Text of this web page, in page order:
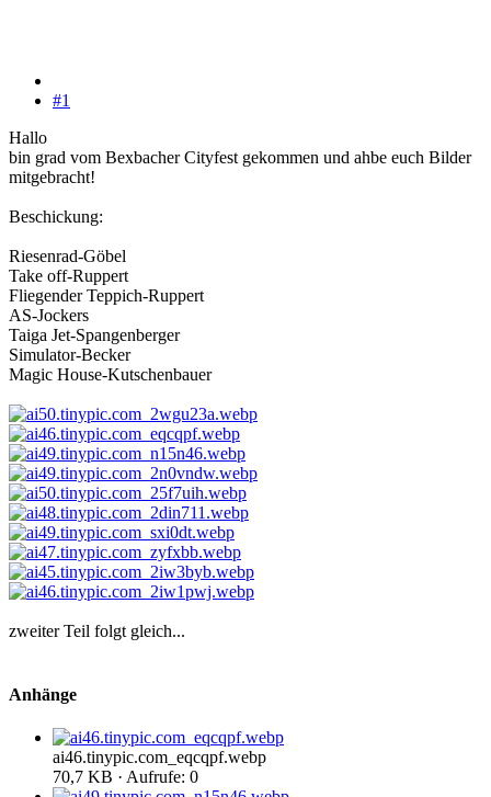
#1
Hallo
bin grad vom Bexbacher Cityfest gekommen und ahbe euch Bilder
mitgebracht!
Beschickung:
Riesenrad-Göbel
Take off-Ruppert
Fliegender Teppich-Ruppert
AS-Jockers
Taiga Jet-Spangenberger
Simulator-Becker
Magic House-Kutschenbauer
zweiter Teil folgt gleich...
Anhänge
ai46.tinypic.com_eqcqpf.webp
70,7 KB · Aufrufe: 0